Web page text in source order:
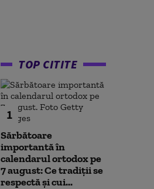
TOP CITITE
1
Sărbătoare
importantă în
calendarul ortodox pe
7 august: Ce tradiții se
respectă și cui...